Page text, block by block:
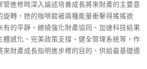
管進修時深入論述培養成長將來財產的主要意
旋轉，她的咖啡館被兩種能量衝擊得搖搖欲
有的平靜。繚繞強化財產協同、加速科技結果
體感化、完美政策支撐、健全管理系統等，作
來財產成長指明進步標的目的、供給最基礎遵